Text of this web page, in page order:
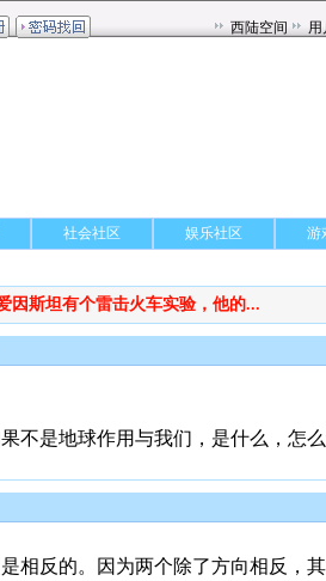
社会社区 娱乐社区 游
因斯坦有个雷击火车实验，他的...
不是地球作用与我们，是什么，怎么
相反的。因为两个除了方向相反，